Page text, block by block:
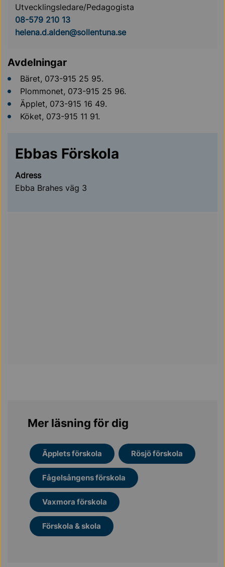
Utvecklingsledare/Pedagogista
08-579 210 13
helena.d.alden@sollentuna.se
Avdelningar
Bäret, 073-915 25 95.
Plommonet, 073-915 25 96.
Äpplet, 073-915 16 49.
Köket, 073-915 11 91.
Ebbas Förskola
Adress
Ebba Brahes väg 3
Mer läsning för dig
Äpplets förskola Rösjö förskola
Fågelsångens förskola
Vaxmora förskola
Förskola & skola